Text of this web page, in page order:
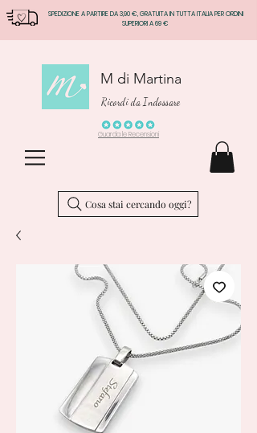
SPEDIZIONE A PARTIRE DA 3,90 €, GRATUITA IN TUTTA ITALIA PER ORDINI
SUPERIORI A 69 €
M di Martina
Ricordi da Indossare
Guarda le Recensioni
Cosa stai cercando oggi?